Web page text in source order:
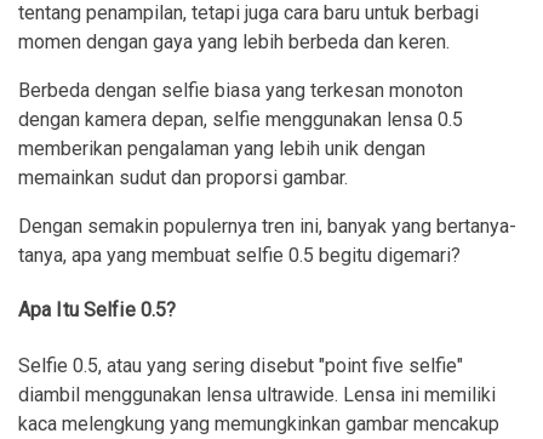
tentang penampilan, tetapi juga cara baru untuk berbagi
momen dengan gaya yang lebih berbeda dan keren.
Berbeda dengan selfie biasa yang terkesan monoton
dengan kamera depan, selfie menggunakan lensa 0.5
memberikan pengalaman yang lebih unik dengan
memainkan sudut dan proporsi gambar.
Dengan semakin populernya tren ini, banyak yang bertanya-
tanya, apa yang membuat selfie 0.5 begitu digemari?
Apa Itu Selfie 0.5?
Selfie 0.5, atau yang sering disebut "point five selfie"
diambil menggunakan lensa ultrawide. Lensa ini memiliki
kaca melengkung yang memungkinkan gambar mencakup